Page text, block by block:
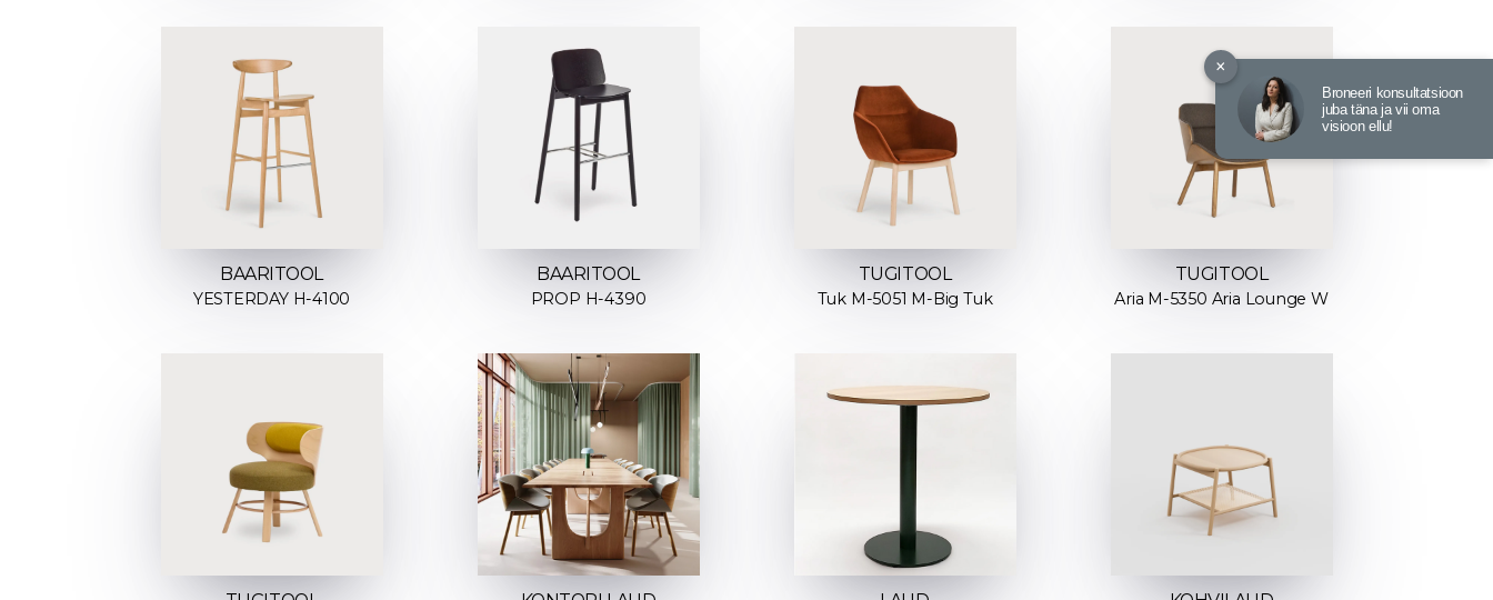
BAARITOOL
YESTERDAY H-4100
BAARITOOL
PROP H-4390
TUGITOOL
Tuk M-5051 M-Big Tuk
TUGITOOL
Aria M-5350 Aria Lounge W
×
Broneeri konsultatsioon
juba täna ja vii oma
visioon ellu!